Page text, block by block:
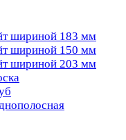
шириной 183 мм
шириной 150 мм
шириной 203 мм